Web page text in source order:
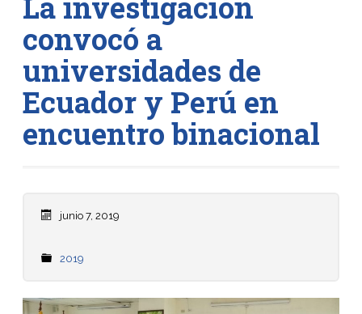
convocó a
universidades de
Ecuador y Perú en
encuentro binacional
junio 7, 2019
2019